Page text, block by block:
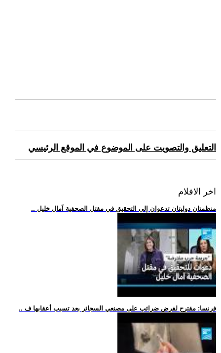
التعليق والتصويت على الموضوع في الموقع الرئيسي
اخر الافلام
.. منظمتان دوليتان تدعوان إلى التحقيق في مقتل الصحفية آمال خليل
.. فرنسا: مقترح لفرض ضرائب على مصنعي السجائر بعد تسبب أعقابها ف